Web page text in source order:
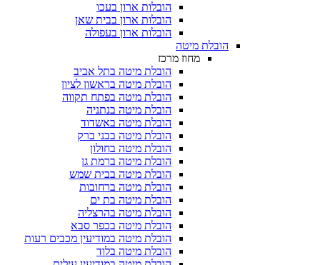
הובלות ארון בבית שאן
הובלות ארון בעפולה
הובלת מיטה בתל אביב
הובלת מיטה בראשון לציון
הובלת מיטה בפתח תקווה
הובלת מיטה בנתניה
הובלת מיטה באשדוד
הובלת מיטה בבני ברק
הובלת מיטה בחולון
הובלת מיטה ברמת גן
הובלת מיטה בבית שמש
הובלת מיטה ברחובות
הובלת מיטה בת ים
הובלת מיטה בהרצליה
הובלת מיטה בכפר סבא
הובלת מיטה במודיעין מכבים רעות